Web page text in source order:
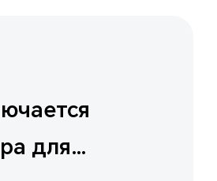
зарядка